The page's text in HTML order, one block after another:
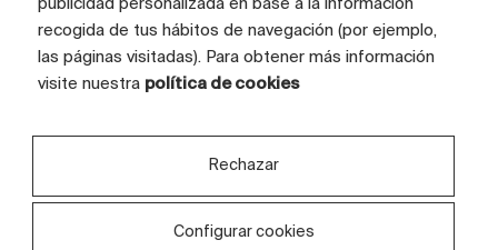
aplicación y detalle de la decoración. Gracias
a este meticuloso proceso de preparación y
control conjunto, logramos que las
publicidad personalizada en base a la información
recogida de tus hábitos de navegación (por ejemplo,
las páginas visitadas). Para obtener más información
visite nuestra política de cookies
Rechazar
Configurar cookies